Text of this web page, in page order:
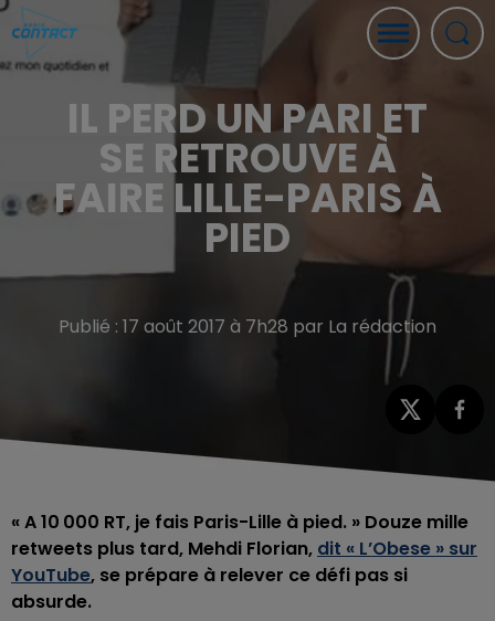
IL PERD UN PARI ET
SE RETROUVE À
FAIRE LILLE-PARIS À
PIED
Publié : 17 août 2017 à 7h28 par La rédaction
« A 10 000 RT, je fais Paris-Lille à pied. » Douze mille
retweets plus tard, Mehdi Florian, dit « L’Obese » sur
YouTube, se prépare à relever ce défi pas si
absurde.